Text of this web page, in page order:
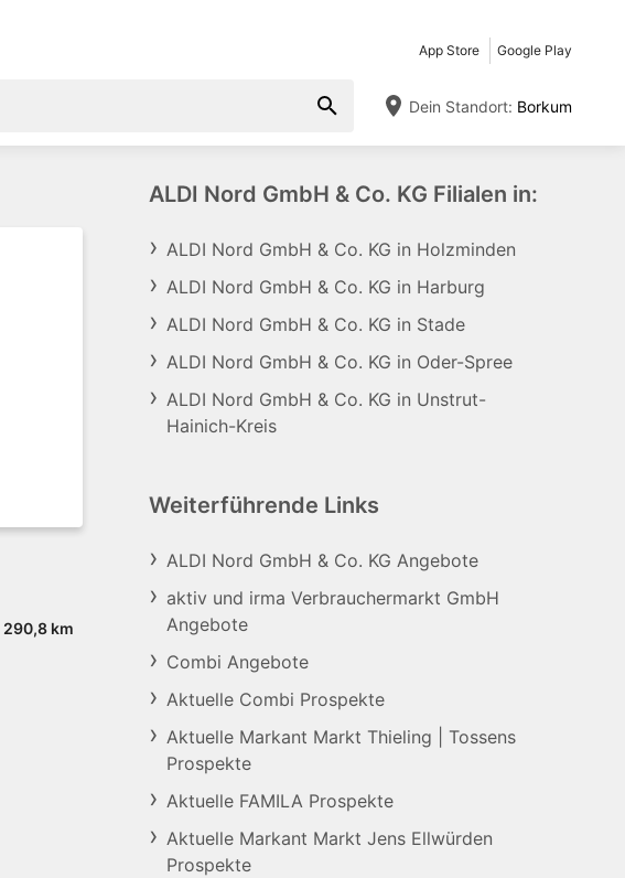
App Store Google Play
Dein Standort: Borkum
290,8 km
ALDI Nord GmbH & Co. KG Filialen in:
ALDI Nord GmbH & Co. KG in Holzminden
ALDI Nord GmbH & Co. KG in Harburg
ALDI Nord GmbH & Co. KG in Stade
ALDI Nord GmbH & Co. KG in Oder-Spree
ALDI Nord GmbH & Co. KG in Unstrut-
Hainich-Kreis
Weiterführende Links
ALDI Nord GmbH & Co. KG Angebote
aktiv und irma Verbrauchermarkt GmbH
Angebote
Combi Angebote
Aktuelle Combi Prospekte
Aktuelle Markant Markt Thieling | Tossens
Prospekte
Aktuelle FAMILA Prospekte
Aktuelle Markant Markt Jens Ellwürden
Prospekte